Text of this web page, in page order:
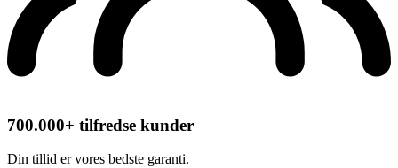
700.000+ tilfredse kunder
Din tillid er vores bedste garanti.